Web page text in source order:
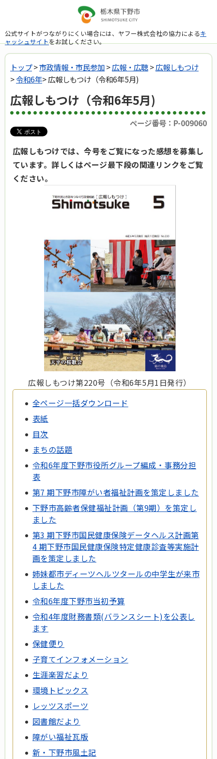
公式サイトがつながりにくい場合には、ヤフー株式会社の協力によるキ
ャッシュサイトをお試しください。
トップ>市政情報・市民参加>広報・広聴>広報しもつけ
>令和6年> 広報しもつけ（令和6年5月)
広報しもつけ（令和6年5月)
ページ番号：P-009060
広報しもつけでは、今号をご覧になった感想を募集し
ています。詳しくはページ最下段の関連リンクをご覧
ください。
広報しもつけ第220号（令和6年5月1日発行）
全ページ一括ダウンロード
表紙
目次
まちの話題
令和6年度下野市役所グループ編成・事務分担
表
第7 期下野市障がい者福祉計画を策定しました
下野市高齢者保健福祉計画（第9期）を策定し
ました
第3 期下野市国民健康保険データヘルス計画第
4 期下野市国民健康保険特定健康診査等実施計
画を策定しました
姉妹都市ディーツヘルツタールの中学生が来市
しました
令和6年度下野市当初予算
令和4年度財務書類(バランスシート)を公表し
ます
保健便り
子育てインフォメーション
生涯楽習だより
環境トピックス
レッツスポーツ
図書館だより
障がい福祉瓦版
新・下野市風土記